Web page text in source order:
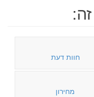
חוות דעת
מחירון